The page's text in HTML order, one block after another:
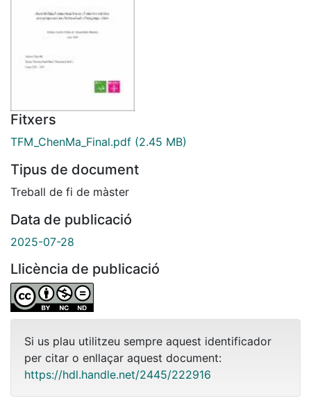
Fitxers
TFM_ChenMa_Final.pdf (2.45 MB)
Tipus de document
Treball de fi de màster
Data de publicació
2025-07-28
Llicència de publicació
Si us plau utilitzeu sempre aquest identificador
per citar o enllaçar aquest document:
https://hdl.handle.net/2445/222916